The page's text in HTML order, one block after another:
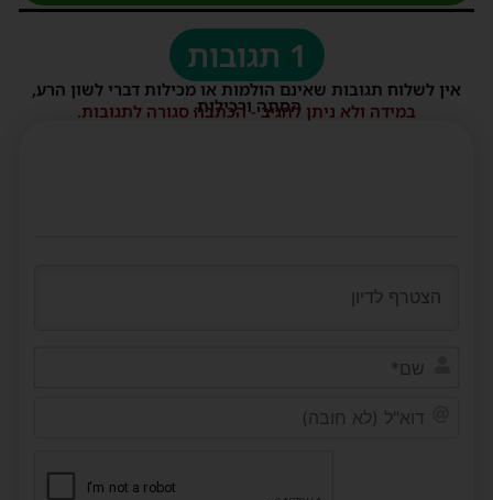
1 תגובות
אין לשלוח תגובות שאינם הולמות או מכילות דברי לשון הרע,
הסתה ורכילות.
במידה ולא ניתן להגיב - הכתבה סגורה לתגובות.